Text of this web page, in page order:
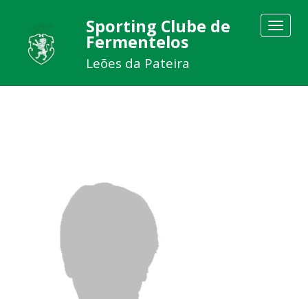
Toggle
Sporting Clube de
Fermentelos
Leões da Pateira